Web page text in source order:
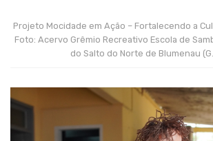
Projeto Mocidade em Ação – Fortalecendo a
Foto: Acervo Grêmio Recreativo Escola de
do Salto do Norte de Blumenau